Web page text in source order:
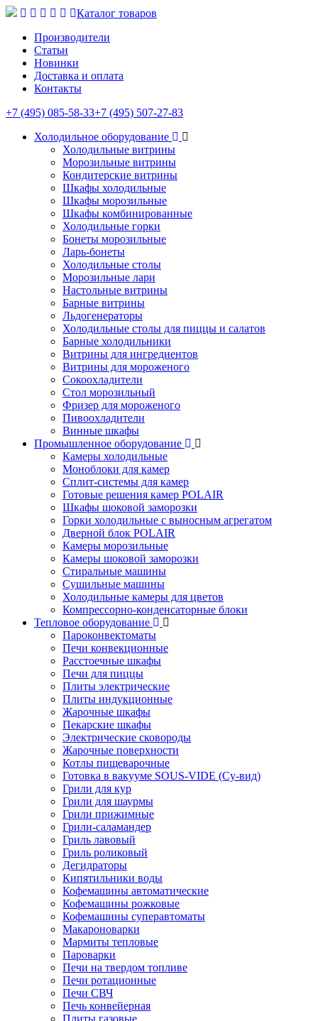
Каталог товаров
Производители
Статьи
Новинки
Доставка и оплата
Контакты
+7 (495) 085-58-33+7 (495) 507-27-83
Холодильное оборудование
Холодильные витрины
Морозильные витрины
Кондитерские витрины
Шкафы холодильные
Шкафы морозильные
Шкафы комбинированные
Холодильные горки
Бонеты морозильные
Ларь-бонеты
Холодильные столы
Морозильные лари
Настольные витрины
Барные витрины
Льдогенераторы
Холодильные столы для пиццы и салатов
Барные холодильники
Витрины для ингредиентов
Витрины для мороженого
Сокоохладители
Стол морозильный
Фризер для мороженого
Пивоохладители
Винные шкафы
Промышленное оборудование
Камеры холодильные
Моноблоки для камер
Сплит-системы для камер
Готовые решения камер POLAIR
Шкафы шоковой заморозки
Горки холодильные с выносным агрегатом
Дверной блок POLAIR
Камеры морозильные
Камеры шоковой заморозки
Стиральные машины
Сушильные машины
Холодильные камеры для цветов
Компрессорно-конденсаторные блоки
Тепловое оборудование
Пароконвектоматы
Печи конвекционные
Расстоечные шкафы
Печи для пиццы
Плиты электрические
Плиты индукционные
Жарочные шкафы
Пекарские шкафы
Электрические сковороды
Жарочные поверхности
Котлы пищеварочные
Готовка в вакууме SOUS-VIDE (Су-вид)
Грили для кур
Грили для шаурмы
Грили прижимные
Грили-саламандер
Гриль лавовый
Гриль роликовый
Дегидраторы
Кипятильники воды
Кофемашины автоматические
Кофемашины рожковые
Кофемашины суперавтоматы
Макароноварки
Мармиты тепловые
Пароварки
Печи на твердом топливе
Печи ротационные
Печи СВЧ
Печь конвейерная
Плиты газовые